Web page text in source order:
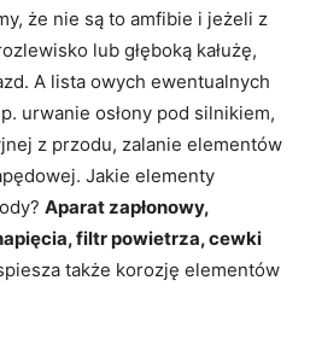
że nie są to amfibie i jeżeli z
lub głęboką kałużę,
A lista owych ewentualnych
urwanie osłony pod silnikiem,
z przodu, zalanie elementów
Jakie elementy
Aparat zapłonowy,
filtr powietrza, cewki
także korozję elementów